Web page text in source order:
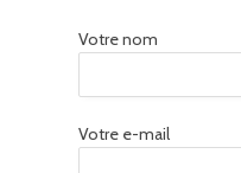
Votre nom
Votre e-mail